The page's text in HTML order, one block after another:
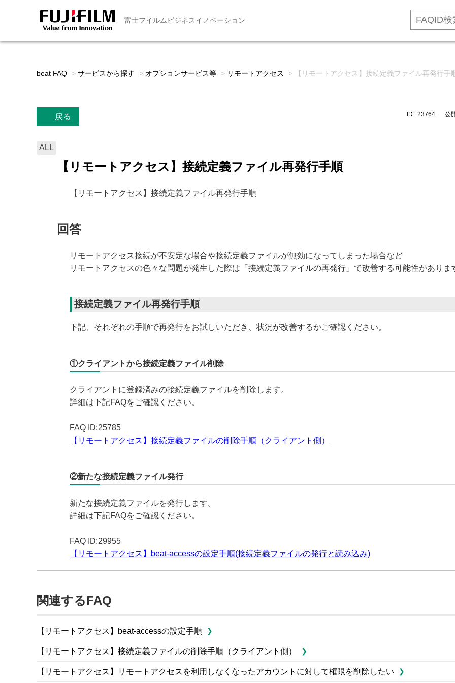
富士フイルムビジネスイノベーション
beat FAQ > サービスから探す > オプションサービス等 > リモートアクセス > 【リモートアクセス】接続定義ファイル再発行手
戻る ID : 23764 公
ALL
【リモートアクセス】接続定義ファイル再発行手順
【リモートアクセス】接続定義ファイル再発行手順
回答
リモートアクセス接続が不安定な場合や接続定義ファイルが無効になってしまった場合など
リモートアクセスの色々な問題が発生した際は「接続定義ファイルの再発行」で改善する可能性がありま
接続定義ファイル再発行手順
下記、それぞれの手順で再発行をお試しいただき、状況が改善するかご確認ください。
①クライアントから接続定義ファイル削除
クライアントに登録済みの接続定義ファイルを削除します。
詳細は下記FAQをご確認ください。
FAQ ID:25785
【リモートアクセス】接続定義ファイルの削除手順（クライアント側）
②新たな接続定義ファイル発行
新たな接続定義ファイルを発行します。
詳細は下記FAQをご確認ください。
FAQ ID:29955
【リモートアクセス】beat-accessの設定手順(接続定義ファイルの発行と読み込み)
関連するFAQ
【リモートアクセス】beat-accessの設定手順
【リモートアクセス】接続定義ファイルの削除手順（クライアント側）
【リモートアクセス】リモートアクセスを利用しなくなったアカウントに対して権限を削除したい